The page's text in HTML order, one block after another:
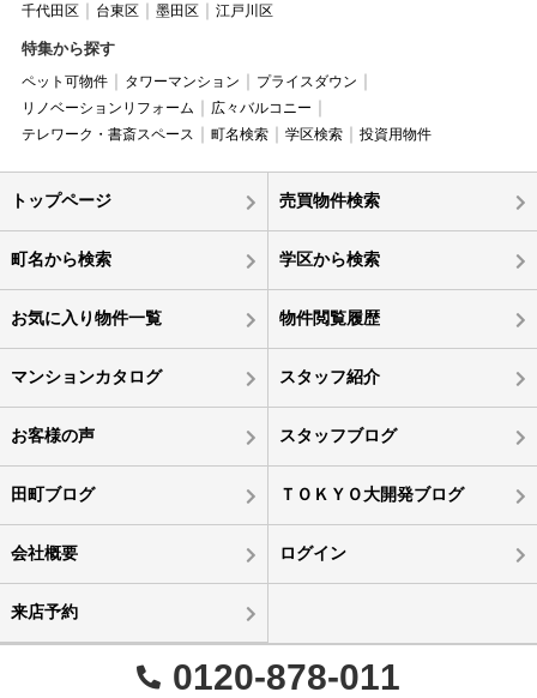
千代田区
台東区 墨田区 江戸川区
特集から探す
ペット可物件 タワーマンション
プライスダウン
リノベーションリフォーム
広々バルコニー
テレワーク・書斎スペース
町名検索 学区検索 投資用物件
トップページ 売買物件検索
町名から検索 学区から検索
お気に入り物件一覧 物件閲覧履歴
マンションカタログ スタッフ紹介
お客様の声 スタッフブログ
田町ブログ ＴＯＫＹＯ大開発ブログ
会社概要 ログイン
来店予約
0120-878-011